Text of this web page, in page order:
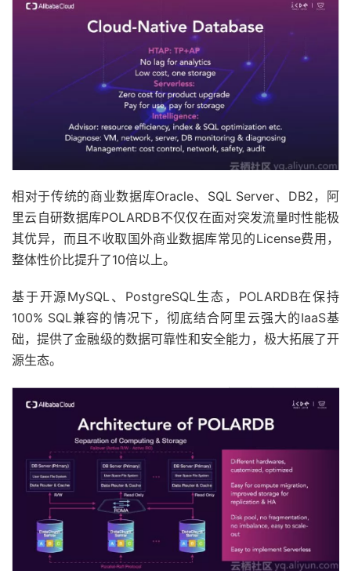
相对于传统的商业数据库Oracle、SQL Server、DB2，阿
里云自研数据库POLARDB不仅仅在面对突发流量时性能极
其优异，而且不收取国外商业数据库常见的License费用，
整体性价比提升了10倍以上。
基于开源MySQL、PostgreSQL生态，POLARDB在保持
100% SQL兼容的情况下，彻底结合阿里云强大的IaaS基
础，提供了金融级的数据可靠性和安全能力，极大拓展了开
源生态。